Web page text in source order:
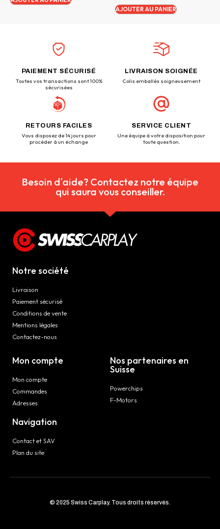
AJOUTER AU PANIER
PAIEMENT SÉCURISÉ
Toutes vos transactions sont 100%
sécurisées
LIVRAISON SOIGNÉE
Colis emballés soigneusement
RETOURS FACILES
Vous disposez de 14 jours pour
procéder à un échange
SERVICE CLIENT
Une équipe à votre disposition pour
toute question.
Besoin d'aide? Contactez notre équipe
qui saura vous conseiller.
Notre société
Livraison
Paiement sécurisé
Conditions de vente
Mentions légales
Contactez-nous
Mon compte
Mon compte
Commandes
Adresses
Navigation
Contact et SAV
Plan du site
Nos partenaires en
Suisse
Powerchips
F-Motors
© 2025 Swiss Carplay. Tous droits réservés.